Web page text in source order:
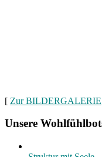
[ Zur BILDERGALERIE
Unsere